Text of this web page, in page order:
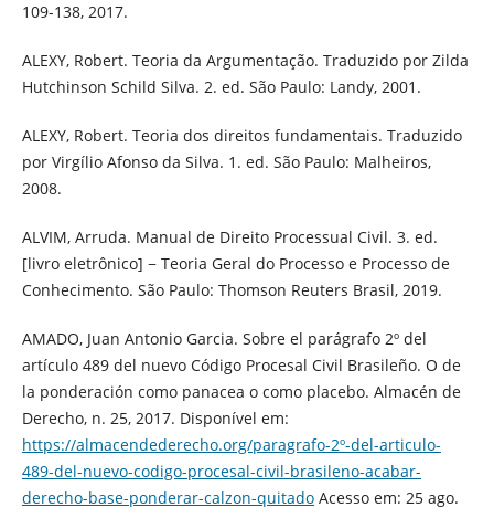
109-138, 2017.
ALEXY, Robert. Teoria da Argumentação. Traduzido por Zilda
Hutchinson Schild Silva. 2. ed. São Paulo: Landy, 2001.
ALEXY, Robert. Teoria dos direitos fundamentais. Traduzido
por Virgílio Afonso da Silva. 1. ed. São Paulo: Malheiros,
2008.
ALVIM, Arruda. Manual de Direito Processual Civil. 3. ed.
[livro eletrônico] − Teoria Geral do Processo e Processo de
Conhecimento. São Paulo: Thomson Reuters Brasil, 2019.
AMADO, Juan Antonio Garcia. Sobre el parágrafo 2º del
artículo 489 del nuevo Código Procesal Civil Brasileño. O de
la ponderación como panacea o como placebo. Almacén de
Derecho, n. 25, 2017. Disponível em:
https://almacendederecho.org/paragrafo-2º-del-articulo-
489-del-nuevo-codigo-procesal-civil-brasileno-acabar-
derecho-base-ponderar-calzon-quitadoAcesso em: 25 ago.